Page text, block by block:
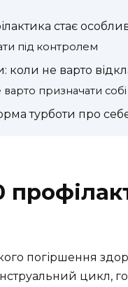
стає
під контролем
не варто
призначати
турботи про
погіршення
цикл,